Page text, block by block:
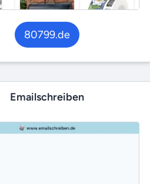
80799.de
Emailschreiben